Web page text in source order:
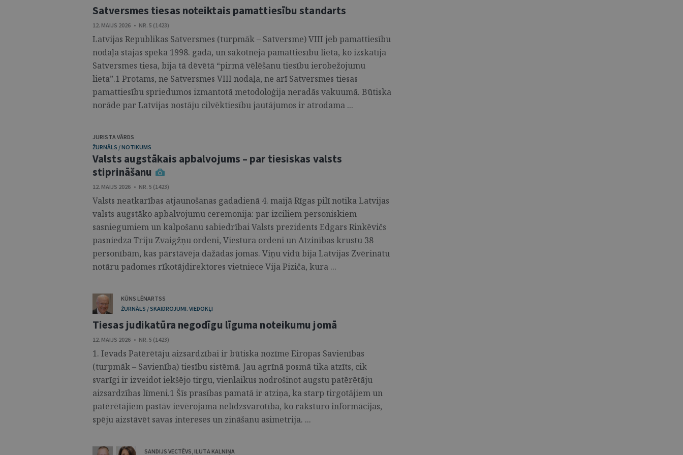
Satversmes tiesas noteiktais pamattiesību standarts
12. MAIJS 2026 • NR. 5 (1423)
Latvijas Republikas Satversmes (turpmāk – Satversme) VIII jeb pamattiesību
nodaļa stājās spēkā 1998. gadā, un sākotnējā pamattiesību lieta, ko izskatīja
Satversmes tiesa, bija tā dēvētā “pirmā vēlēšanu tiesību ierobežojumu
lieta”.1 Protams, ne Satversmes VIII nodaļa, ne arī Satversmes tiesas
pamattiesību spriedumos izmantotā metodoloģija neradās va­kuumā. Būtiska
norāde par Latvijas nostāju cilvēktiesību jautājumos ir atrodama ...
JURISTA VĀRDS
ŽURNĀLS / NOTIKUMS
Valsts augstākais apbalvojums – par tiesiskas valsts
stiprināšanu
12. MAIJS 2026 • NR. 5 (1423)
Valsts neatkarības atjaunošanas gadadienā 4. maijā Rīgas pilī notika Latvijas
valsts augstāko apbalvojumu ceremonija: par izciliem personiskiem
sasniegumiem un kalpošanu sabiedrībai Valsts prezidents Edgars Rinkēvičs
pasniedza Triju Zvaigžņu ordeni, Viestura ordeni un Atzinības krustu 38
personībām, kas pārstāvēja dažādas jomas. Viņu vidū bija Latvijas Zvērinātu
notāru padomes rīkotājdirektores vietniece Vija Piziča, kura ...
KŪNS LĒNARTSS
ŽURNĀLS / SKAIDROJUMI. VIEDOKĻI
Tiesas judikatūra negodīgu līguma noteikumu jomā
12. MAIJS 2026 • NR. 5 (1423)
1. Ievads Patērētāju aizsardzībai ir būtiska nozīme Eiropas Savienības
(turpmāk – Savienība) tiesību sistēmā. Jau agrīnā posmā tika atzīts, cik
svarīgi ir izveidot iekšējo tirgu, vienlaikus nodrošinot augstu patērētāju
aizsardzības līmeni.1 Šīs prasības pamatā ir atziņa, ka starp tirgotājiem un
patērētājiem pastāv ievērojama nelīdzsvarotība, ko raksturo informācijas,
spēju aizstāvēt savas intereses un zināšanu asimetrija. ...
SANDIJS VECTĒVS,ILUTA KALNIŅA